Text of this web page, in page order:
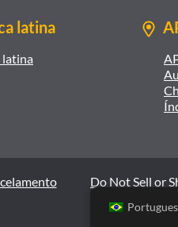
latina
latina
Do Not Sell or